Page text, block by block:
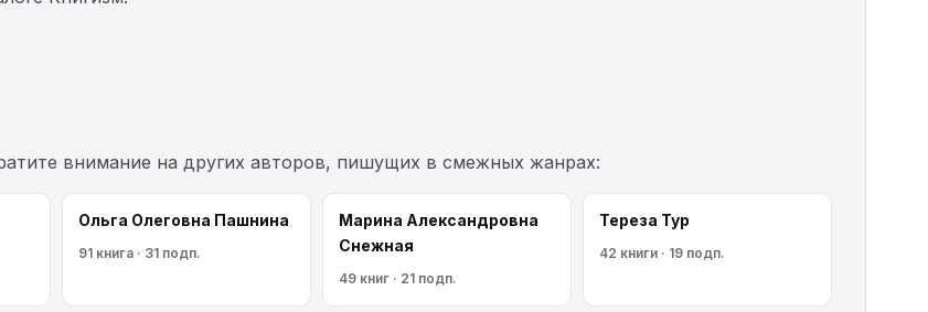
внимание на других авторов, пишущих в смежных жанрах:
Ольга Олеговна Пашнина
91 книга · 31 подп.
Марина Александровна
Снежная
49 книг · 21 подп.
Тереза Тур
42 книги · 19 подп.